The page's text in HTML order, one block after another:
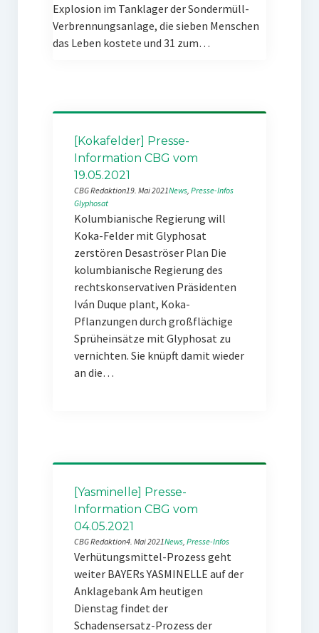
Explosion im Tanklager der Sondermüll-
Verbrennungsanlage, die sieben Menschen
das Leben kostete und 31 zum…
[Kokafelder] Presse-
Information CBG vom
19.05.2021
CBG Redaktion19. Mai 2021News, Presse-Infos
Glyphosat
Kolumbianische Regierung will
Koka-Felder mit Glyphosat
zerstören Desaströser Plan Die
kolumbianische Regierung des
rechtskonservativen Präsidenten
Iván Duque plant, Koka-
Pflanzungen durch großflächige
Sprüheinsätze mit Glyphosat zu
vernichten. Sie knüpft damit wieder
an die…
[Yasminelle] Presse-
Information CBG vom
04.05.2021
CBG Redaktion4. Mai 2021News, Presse-Infos
Verhütungsmittel-Prozess geht
weiter BAYERs YASMINELLE auf der
Anklagebank Am heutigen
Dienstag findet der
Schadensersatz-Prozess der